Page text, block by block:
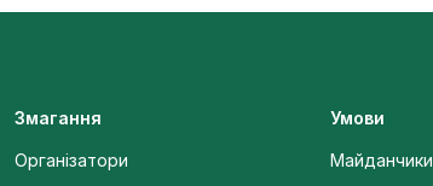
Змагання
Організатори
Умови
Майданчики